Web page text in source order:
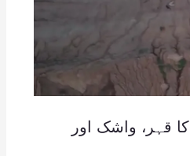
آپریشن ردّ الفتنہ 3 کا قہر، واشک اور